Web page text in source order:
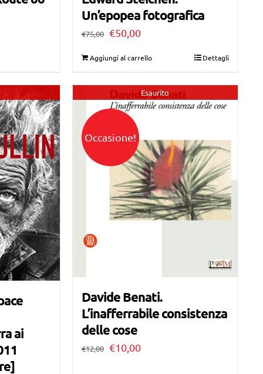
Un’epopea fotografica
€75,00 Il
era:
€75,00.
€50,00Il
è:
€50,00.
Aggiungi al carrello Dettagli
ai
Esaurito
Occasione!
Davide Benati.
L’inafferrabile consistenza
delle cose
€12,00 Il
€10,00Il